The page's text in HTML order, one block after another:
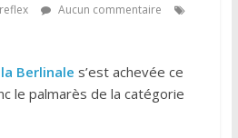
Aucun commentaire
Berlinale s’est achevée ce
le palmarès de la catégorie